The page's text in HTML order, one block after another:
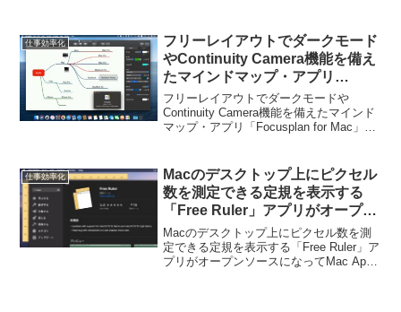
仕事効率化
フリーレイアウトでダークモード
やContinuity Camera機能を備え
たマインドマップ・アプリ
「Focusplan for Mac」がリリー
ス。
フリーレイアウトでダークモードや
Continuity Camera機能を備えたマインド
マップ・アプリ「Focusplan for Mac」が
仕事効率化
Macのデスクトップ上にピクセル
数を測定できる定規を表示する
「‎Free Ruler」アプリがオープン
ソースになりMac App Storeで公
開。
Macのデスクトップ上にピクセル数を測
定できる定規を表示する「‎Free Ruler」ア
プリがオープンソースになってMac App